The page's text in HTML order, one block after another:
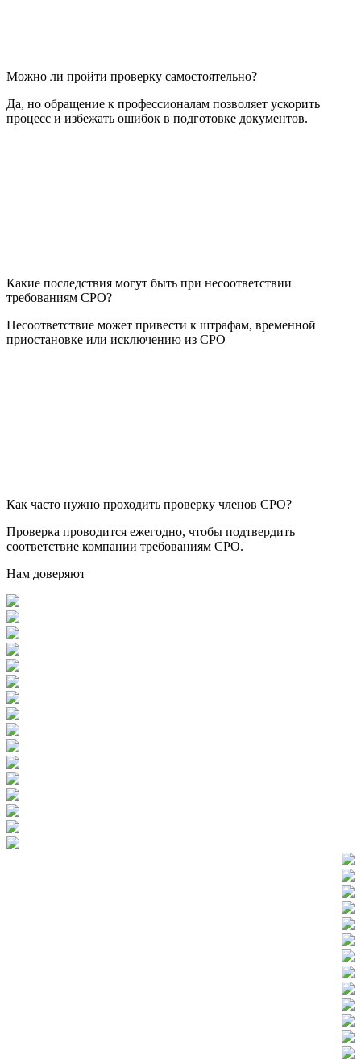
Можно ли пройти проверку самостоятельно?
Да, но обращение к профессионалам позволяет ускорить
процесс и избежать ошибок в подготовке документов.
Какие последствия могут быть при несоответствии
требованиям СРО?
Несоответствие может привести к штрафам, временной
приостановке или исключению из СРО
Как часто нужно проходить проверку членов СРО?
Проверка проводится ежегодно, чтобы подтвердить
соответствие компании требованиям СРО.
Нам доверяют